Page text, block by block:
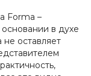
Forma –
в духе
оставляет